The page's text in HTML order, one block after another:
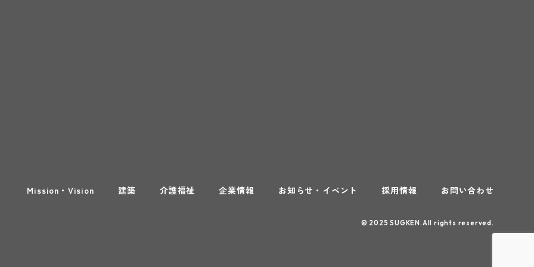
Mission・Vision 建築 介護福祉 企業情報 お知らせ・イベント 採用情報 お問い合わせ
© 2025 SUGKEN.All rights reserved.